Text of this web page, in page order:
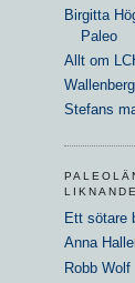
Birgitta
Paleo
Allt om
Stefans
Ett sötare
Anna
Robb Wolf